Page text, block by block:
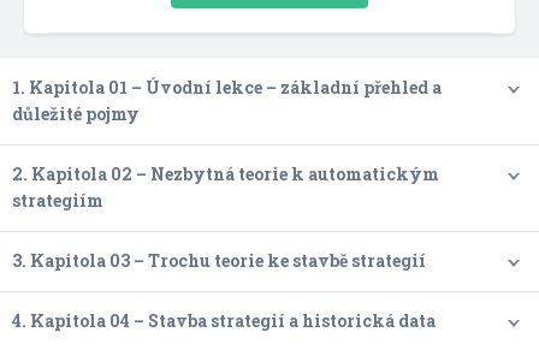
1. Kapitola 01 – Úvodní lekce – základní přehled a
důležité pojmy
2. Kapitola 02 – Nezbytná teorie k automatickým
strategiím
3. Kapitola 03 – Trochu teorie ke stavbě strategií
4. Kapitola 04 – Stavba strategií a historická data